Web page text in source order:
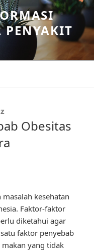
PENYAKIT
Obesitas
kesehatan
Faktor-faktor
diketahui agar
faktor penyebab
yang tidak